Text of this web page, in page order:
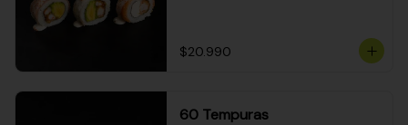
$20.990
60 Tempuras